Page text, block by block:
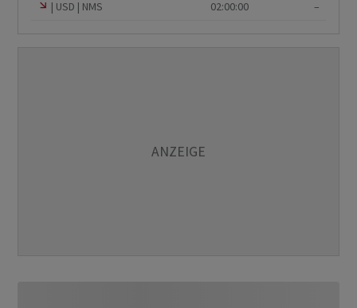
USD NMS 02:00:00 –